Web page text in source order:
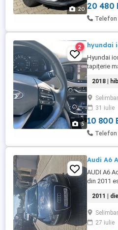
20
și încălzite,
20 480
5
2 hyundai
Hyundai
tapițerie
reglabil
consum
2018 |
31 iulie
10 800
Audi A6
AUDI A6
din 2011
remarcă
eficient
importata
tara.
2011 |
27 iulie